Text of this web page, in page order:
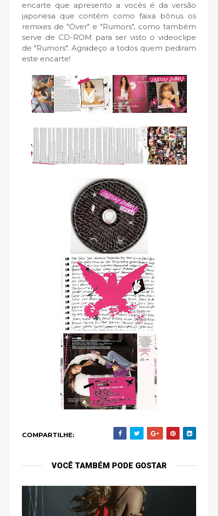
encarte que apresento a vocês é da versão
japonesa que contém como faixa bônus os
remixes de "Over" e "Rumors", como também
serve de CD-ROM para ser visto o videoclipe
de "Rumors". Agradeço a todos quem pediram
este encarte!
COMPARTILHE:
VOCÊ TAMBÉM PODE GOSTAR